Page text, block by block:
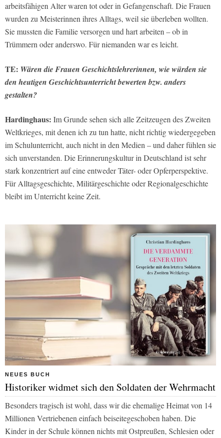
arbeitsfähigen Alter waren tot oder in Gefangenschaft. Die Frauen
wurden zu Meisterinnen ihres Alltags, weil sie überleben wollten.
Sie mussten die Familie versorgen und hart arbeiten – ob in
Trümmern oder anderswo. Für niemanden war es leicht.
TE: Wären die Frauen Geschichtslehrerinnen, wie würden sie
den heutigen Geschichtsunterricht bewerten bzw. anders
gestalten?
Hardinghaus: Im Grunde sehen sich alle Zeitzeugen des Zweiten
Weltkrieges, mit denen ich zu tun hatte, nicht richtig wiedergegeben
im Schulunterricht, auch nicht in den Medien – und daher fühlen sie
sich unverstanden. Die Erinnerungskultur in Deutschland ist sehr
stark konzentriert auf eine entweder Täter- oder Opferperspektive.
Für Alltagsgeschichte, Militärgeschichte oder Regionalgeschichte
bleibt im Unterricht keine Zeit.
NEUES BUCH
Historiker widmet sich den Soldaten der Wehrmacht
Besonders tragisch ist wohl, dass wir die ehemalige Heimat von 14
Millionen Vertriebenen einfach beiseitegeschoben haben. Die
Kinder in der Schule können nichts mit Ostpreußen, Schlesien oder